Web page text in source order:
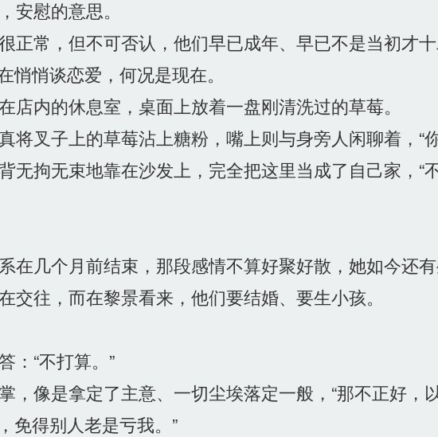
慰的意思。
正常，但不可否认，他们早已成年、早已不是当初才
悄悄谈恋爱，何况是现在。
内的休息室，桌面上放着一盘刚清洗过的草莓。
将叉子上的草莓沾上糖粉，嘴上则与身旁人闲聊着，“
无拘无束地靠在沙发上，完全把这里当成了自己家，“
几个月前结束，那段感情不算好聚好散，她如今还有
往，而在黎景看来，他们要结婚、要生小孩。
：“不打算。”
，像是拿定了主意、一切尘埃落定一般，“那不正好，
免得别人老是亏我。”